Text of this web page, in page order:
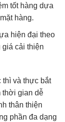
tốthàng dựa
hàng.
hiện đại theo
giá cải thiện
thì và thực bắt
thời gian dễ
thân thiện
phần đa dạng